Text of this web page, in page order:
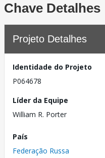
Chave Detalhes
Projeto Detalhes
Identidade do Projeto
P064678
Líder da Equipe
William R. Porter
País
Federação Russa